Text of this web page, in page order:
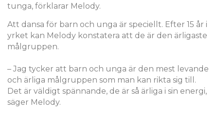
tunga, förklarar Melody.
Att dansa för barn och unga är speciellt. Efter 15 år i
yrket kan Melody konstatera att de är den ärligaste
målgruppen.
– Jag tycker att barn och unga är den mest levande
och ärliga målgruppen som man kan rikta sig till.
Det är väldigt spännande, de är så ärliga i sin energi,
säger Melody.